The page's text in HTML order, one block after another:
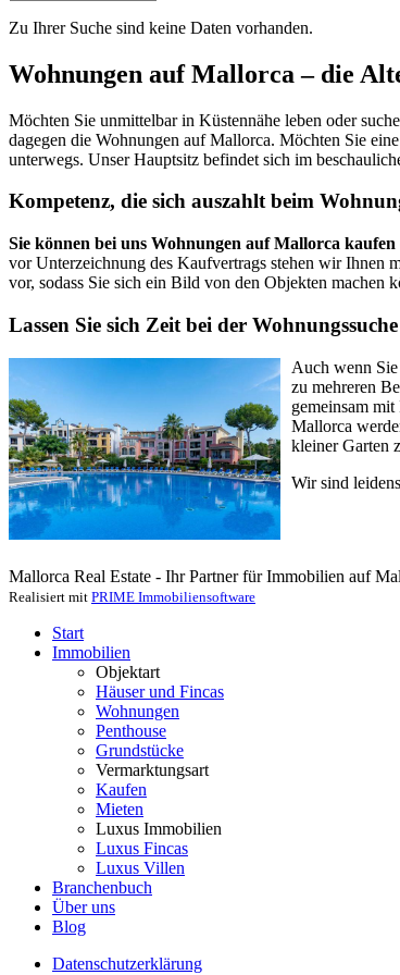
Zu Ihrer Suche sind keine Daten vorhanden.
Wohnungen auf Mallorca – die
Möchten Sie unmittelbar in Küstennähe leben oder
dagegen die Wohnungen auf Mallorca. Möchten Sie
unterwegs. Unser Hauptsitz befindet sich im
Kompetenz, die sich auszahlt beim
Sie können bei uns Wohnungen auf Mallorca kaufen
vor Unterzeichnung des Kaufvertrags stehen wir Ihnen
vor, sodass Sie sich ein Bild von den Objekten machen
Lassen Sie sich Zeit bei der
Auch wenn
zu mehreren
gemeinsam
Mallorca
kleiner Garten
Wir sind
Mallorca Real Estate - Ihr Partner für Immobilien auf
Realisiert mit PRIME Immobiliensoftware
Start
Immobilien
Objektart
Häuser und Fincas
Wohnungen
Penthouse
Grundstücke
Vermarktungsart
Kaufen
Mieten
Luxus Immobilien
Luxus Fincas
Luxus Villen
Branchenbuch
Über uns
Blog
Datenschutzerklärung